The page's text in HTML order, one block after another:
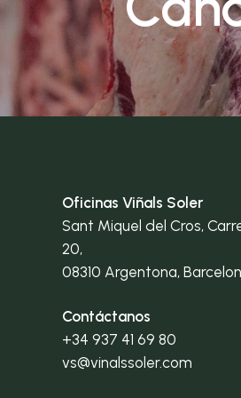
Oficinas Viñals Soler
Sant Miquel del Cros,
20,
08310 Argentona,
Contáctanos
+34 937 41 69 80
vs@vinalssoler.com